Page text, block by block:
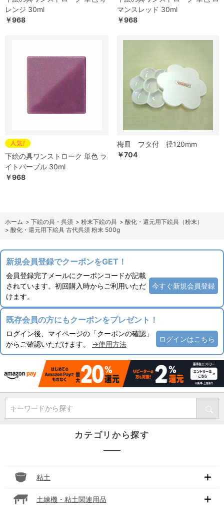
レンジ 30ml
￥968
マンスレッド 30ml
￥968
下絵の具ワンストローク 単色 ラ
イトパープル 30ml
￥968
梅皿 フタ付 径120mm
￥704
ホーム > 下絵の具・呉須 > 粉末下絵の具 > 酸化・還元用下絵具（粉末）
> 酸化・還元用下絵具 古代呉須 粉末 500g
新規会員登録でクーポンをGET！
会員登録完了メールにクーポンコードが記載
されています。初回購入時からご利用いただ
けます。
今すぐ新規会員登録
既存会員の方にもクーポンをプレゼント！
ログイン後、マイページの「クーポンの確認」
からご確認いただけます。 →使用方法
ログインはこちら
キーワードから探す
カテゴリから探す
粘土
土練機・粘土関連用品